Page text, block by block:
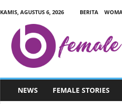
KAMIS, AGUSTUS 6, 2026 BERITA
NEWS FEMALE STORIES